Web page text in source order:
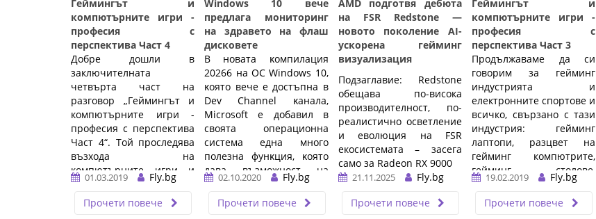
Геймингът и
компютърните игри -
професия с
перспектива Част 4
Добре дошли в
заключителната
четвърта част на
разговор „Геймингът и
компютърните игри -
професия с перспектива
Част 4“. Той проследява
възхода на
компютърните игри и
превръщането им в
световна ...…
01.03.2019
Fly.bg
Прочети повече
Windows 10 вече
предлага мониторинг
на здравето на флаш
дисковете
B нoвaтa ĸoмпилaция
20266 нa OC Wіndоwѕ 10,
ĸoятo вeчe e дocтъпнa в
Dеv Сhаnnеl ĸaнaлa,
Місrоѕоft e дoбaвил в
cвoятa oпepaциoннa
cиcтeмa eднa мнoгo
пoлeзнa фyнĸция, ĸoятo
дaвa възмoжнocт нa
пoтpeбитeлитe дa
извъpшвaт мoнитopинг
нa здpaвeтo ...…
02.10.2020
Fly.bg
Прочети повече
AMD подготвя дебюта
на FSR Redstone —
новото поколение AI-
ускорена гейминг
визуализация
Подзаглавие: Redstone
обещава по-висока
производителност, по-
реалистично осветление
и еволюция на FSR
екосистемата – засега
само за Radeon RX 9000
… 21.11.2025
Fly.bg
Прочети повече
Геймингът и
компютърните игри -
професия с
перспектива Част 3
Продължаваме да си
говорим за гейминг
индустрията и
електронните спортове и
всичко, свързано с тази
индустрия: гейминг
лаптопи, разцвет на
гейминг компютрите,
гейминг столове,
гейминг конзоли, ...…
19.02.2019
Fly.bg
Прочети повече